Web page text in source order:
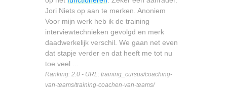
Jori Niets op aan te merken. Anoniem
Voor mijn werk heb ik de training
interviewtechnieken gevolgd en merk
daadwerkelijk verschil. We gaan net even
dat stapje verder en dat heeft me tot nu
toe veel ...
Ranking: 2.0 - URL: training_cursus/coaching-
van-teams/training-coachen-van-teams/